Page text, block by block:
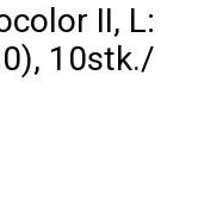
II, L:
10stk./